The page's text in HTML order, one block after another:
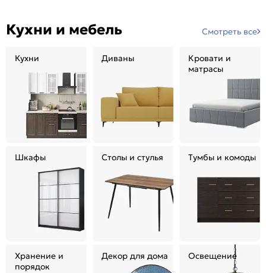
Кухни и мебель Смотреть все
Кухни Диваны
Кровати и
матрасы
Шкафы Столы и стулья Тумбы и комоды
Хранение и
порядок
Декор для дома Освещение